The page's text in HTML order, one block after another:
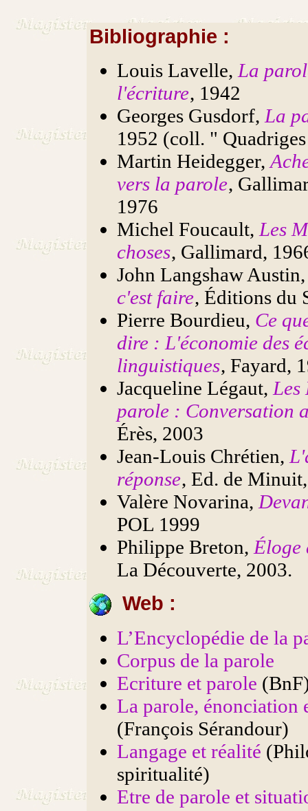
Bibliographie :
Louis Lavelle, La
l'écriture, 1942
Georges Gusdorf, La
1952 (coll. "
Martin Heidegger,
vers la parole,
1976
Michel Foucault, Les
choses, Gallimard,
John Langshaw
c'est faire, Éditions du
Pierre Bourdieu, Ce
dire : L'économie des
linguistiques, Fayard,
Jacqueline Légaut, Les
parole : Conversation
Érès, 2003
Jean-Louis Chrétien,
réponse, Ed. de
Valère Novarina,
POL 1999
Philippe Breton, Éloge
La Découverte, 2003.
Web :
L’Encyclopédie de la
Corpus de la parole
Ecriture et parole
La parole, énonciation
(François Sérandour)
Langage et réalité
spiritualité)
Etre de parole et